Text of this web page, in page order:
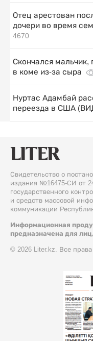
Отец арестован
дочери во время
4670
Скончался мальчик,
в коме из-за сыра
Нуртас Адамбай
переезда в США
Свидетельство о
издания №16475-СИ от
государственного
и средств массовой
коммуникации
Информационная
предназначена для
© 2026 Liter.kz. Все